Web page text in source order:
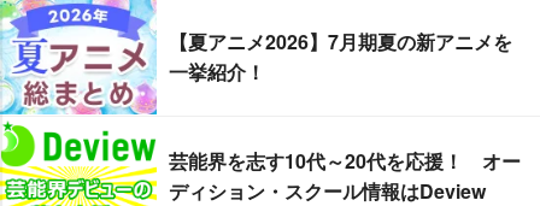
【夏アニメ2026】7月期夏の新アニメを
一挙紹介！
芸能界を志す10代～20代を応援！ オー
ディション・スクール情報はDeview